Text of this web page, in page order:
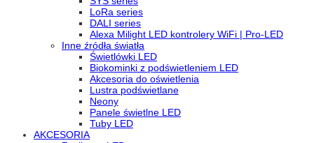
LoRa series
DALI series
Alexa Milight LED kontrolery WiFi | Pro-LED
Inne źródła światła
Świetlówki LED
Biokominki z podświetleniem LED
Akcesoria do oświetlenia
Lustra podświetlane
Neony
Panele świetlne LED
Tuby LED
AKCESORIA